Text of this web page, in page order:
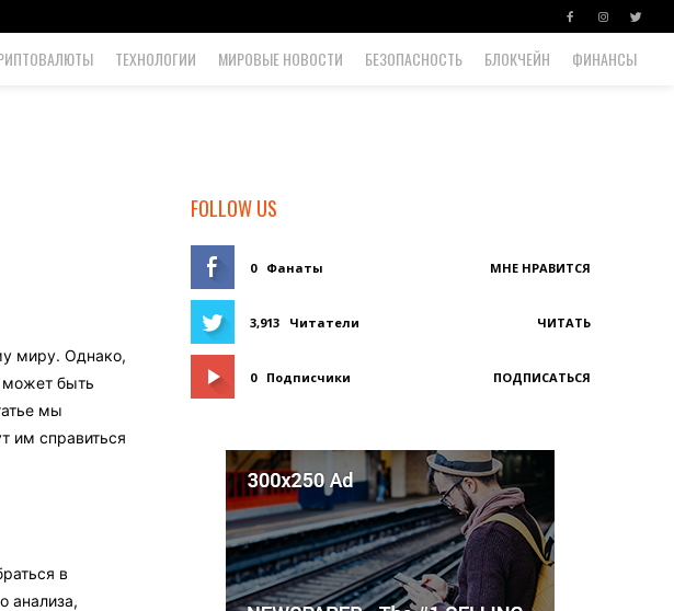
ТЕХНОЛОГИИ МИРОВЫЕ НОВОСТИ БЕЗОПАСНОСТЬ БЛОКЧЕЙН ФИНАНСЫ
миру. Однако,
быть
мы
им справиться
в
анализа,
FOLLOW US
0 Фанаты МНЕ НРАВИТСЯ
3,913 Читатели ЧИТАТЬ
0 Подписчики ПОДПИСАТЬСЯ